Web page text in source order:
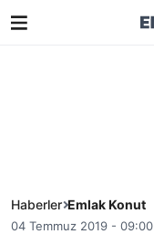
Haberler Emlak Konut
04 Temmuz 2019 - 09:00